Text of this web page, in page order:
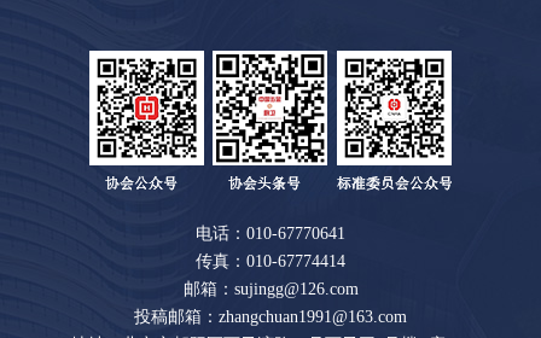
电话：010-67770641
传真：010-67774414
邮箱：sujingg@126.com
投稿邮箱：zhangchuan1991@163.com